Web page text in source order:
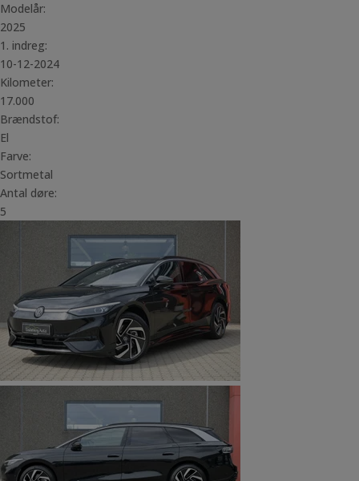
Modelår:
2025
1. indreg:
10-12-2024
Kilometer:
17.000
Brændstof:
El
Farve:
Sortmetal
Antal døre:
5